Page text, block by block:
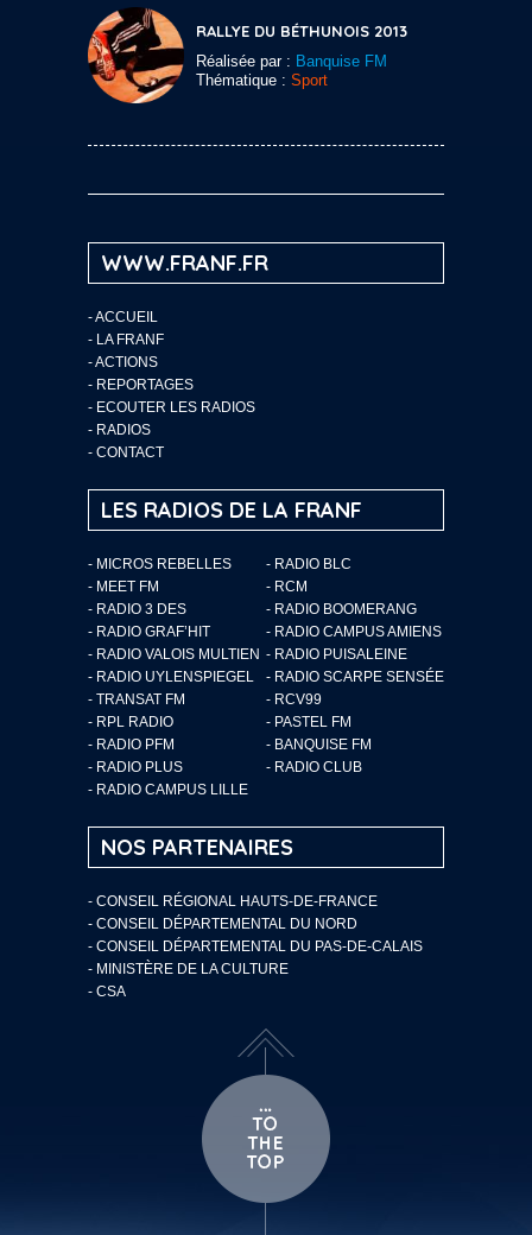
RALLYE DU BÉTHUNOIS 2013
Réalisée par : Banquise FM
Thématique : Sport
WWW.FRANF.FR
-ACCUEIL
- LA FRANF
-ACTIONS
- REPORTAGES
- ECOUTER LES RADIOS
- RADIOS
- CONTACT
LES RADIOS DE LA FRANF
- MICROS REBELLES
- RADIO BLC
- MEET FM
- RCM
- RADIO 3 DES
- RADIO BOOMERANG
- RADIO GRAF’HIT
- RADIO CAMPUS AMIENS
- RADIO VALOIS MULTIEN - RADIO PUISALEINE
- RADIO UYLENSPIEGEL
- RADIO SCARPE SENSÉE
- TRANSAT FM
- RCV99
- RPL RADIO
- PASTEL FM
- RADIO PFM
- BANQUISE FM
- RADIO PLUS
- RADIO CLUB
- RADIO CAMPUS LILLE
NOS PARTENAIRES
- CONSEIL RÉGIONAL HAUTS-DE-FRANCE
- CONSEIL DÉPARTEMENTAL DU NORD
- CONSEIL DÉPARTEMENTAL DU PAS-DE-CALAIS
- MINISTÈRE DE LA CULTURE
- CSA